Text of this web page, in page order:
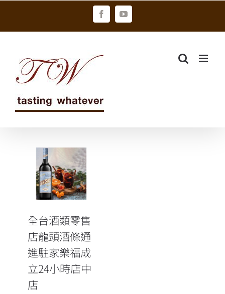
FacebookYouTube
全台酒類零售
店龍頭酒條通
進駐家樂福成
立24小時店中
店
全台酒類零售
店龍頭酒條通
進駐家樂福成
立24小時店中
店